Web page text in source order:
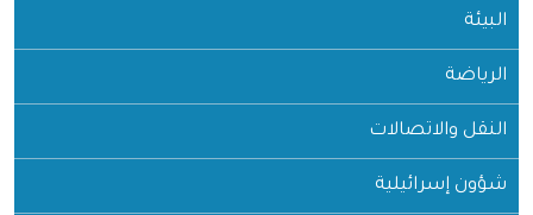
البيئة
الرياضة
النقل والاتصالات
شؤون إسرائيلية